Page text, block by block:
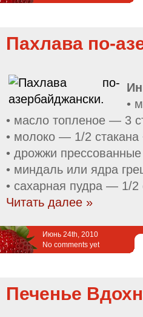
Пахлава по-
•
• масло топленое — 3
• молоко — 1/2
• дрожжи
• миндаль или ядра
• сахарная пудра — 1/2
Читать далее »
Июнь 24th, 2010
No comments yet
Печенье